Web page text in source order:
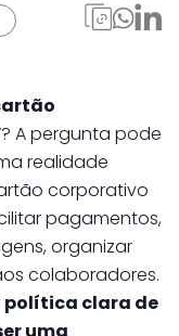
A pergunta pode
realidade
corporativo
pagamentos,
organizar
colaboradores.
política clara de